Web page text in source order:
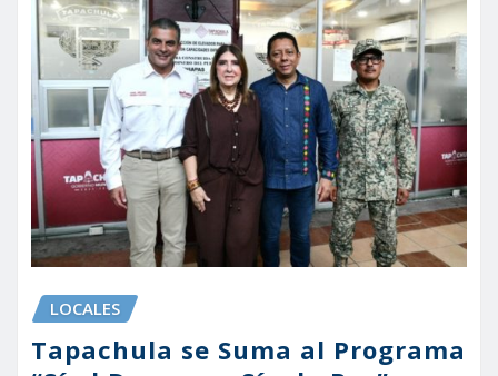
LOCALES
Tapachula se Suma al Programa